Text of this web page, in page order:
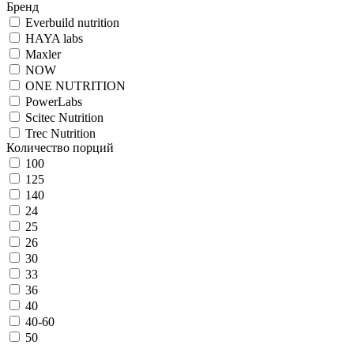
Бренд
Everbuild nutrition
HAYA labs
Maxler
NOW
ONE NUTRITION
PowerLabs
Scitec Nutrition
Trec Nutrition
Количество порций
100
125
140
24
25
26
30
33
36
40
40-60
50